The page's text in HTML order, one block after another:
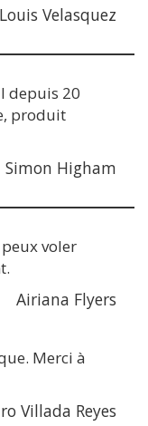
Louis Velasquez
depuis 20
produit
Simon Higham
voler
Airiana Flyers
Merci à
Villada Reyes